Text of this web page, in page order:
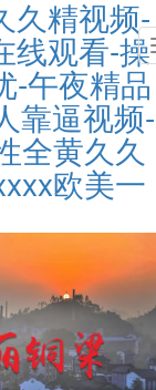
久精视频-
线观看-操
-午夜精品
靠逼视频-
全黄久久
欧美一